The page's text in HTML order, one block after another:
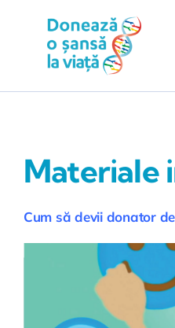
Materiale
Cum să devii donator